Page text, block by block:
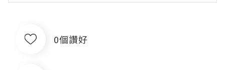
0個讚好